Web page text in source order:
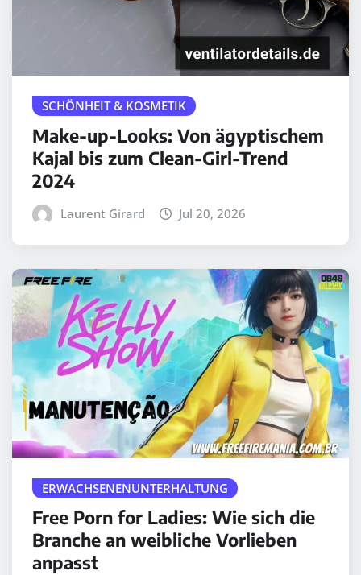
SCHÖNHEIT & KOSMETIK
Make-up-Looks: Von ägyptischem
Kajal bis zum Clean-Girl-Trend
2024
Laurent Girard Jul 20, 2026
ERWACHSENENUNTERHALTUNG
Free Porn for Ladies: Wie sich die
Branche an weibliche Vorlieben
anpasst